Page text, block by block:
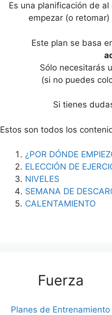
Es una planificación de
empezar (o
Este plan se basa
Sólo necesitarás
(si no puedes
Si tienes
Estos son todos los
¿POR DÓNDE
ELECCIÓN DE
NIVELES
SEMANA DE
CALENTAMIENTO
Fuerza
Planes de Entrenamiento